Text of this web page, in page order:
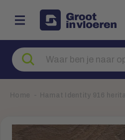
Zoeken
naar
producten
Home Hamat Identity 916